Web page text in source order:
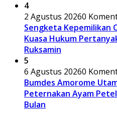
4
2 Agustus 20260
Sengketa Kepemilikan
Kuasa Hukum
Ruksamin
5
6 Agustus 20260
Bumdes Amorome
Peternakan Ayam
Bulan